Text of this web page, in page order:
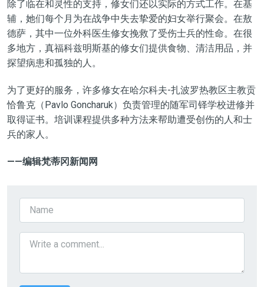
除了临在和灵性的支持，修女们还以实际的方式工作。在基
辅，她们每个月为在战争中失去挚爱的妇女举行聚会。在敖
德萨，其中一位外科医生修女挽救了受伤士兵的性命。在很
多地方，真福科兹明斯基的修女们提供食物、清洁用品，并
探望病患和孤独的人。
为了更好的服务，许多修女在哈尔科夫-扎波罗热教区主教贡
恰鲁克（Pavlo Goncharuk）负责管理的随军司铎学校进修并
取得证书。培训课程提供多种方法来帮助遭受创伤的人和士
兵的家人。
——编辑梵蒂冈新闻 网